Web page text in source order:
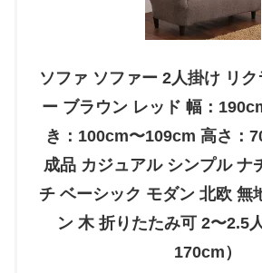
ソファ ソファー 2人掛け リ
ー ブラウン レッド 幅：
き：100cm〜109cm 高さ：
成品 カジュアル シンプル ナ
チ ベーシック モダン 北欧 無
ン 木 折りたたみ可 2〜2.5
170cm）